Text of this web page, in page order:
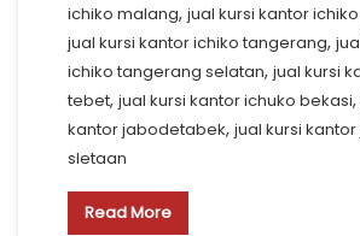
ichiko malang, jual kursi kantor
jual kursi kantor ichiko tangerang,
ichiko tangerang selatan, jual kursi
tebet, jual kursi kantor ichuko bekasi,
kantor jabodetabek, jual kursi
sletaan
Read More